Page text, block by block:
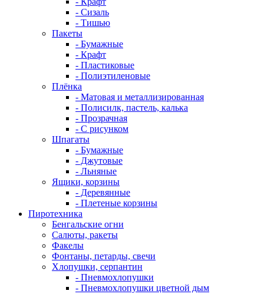
- Сизаль
- Тишью
Пакеты
- Бумажные
- Крафт
- Пластиковые
- Полиэтиленовые
Плёнка
- Матовая и металлизированная
- Полисилк, пастель, калька
- Прозрачная
- С рисунком
Шпагаты
- Бумажные
- Джутовые
- Льняные
Ящики, корзины
- Деревянные
- Плетеные корзины
Пиротехника
Бенгальские огни
Салюты, ракеты
Факелы
Фонтаны, петарды, свечи
Хлопушки, серпантин
- Пневмохлопушки
- Пневмохлопушки цветной дым